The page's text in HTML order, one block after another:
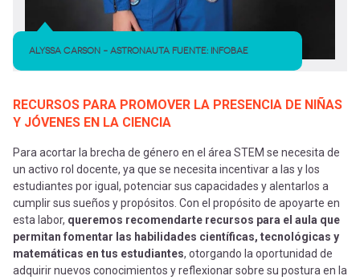
ALYSSA CARSON - ASTRONAUTA FUENTE: INFOBAE
RECURSOS PARA PROMOVER LA PRESENCIA DE NIÑAS
Y JÓVENES EN LA CIENCIA
Para acortar la brecha de género en el área STEM se necesita de
un activo rol docente, ya que se necesita incentivar a las y los
estudiantes por igual, potenciar sus capacidades y alentarlos a
cumplir sus sueños y propósitos. Con el propósito de apoyarte en
esta labor, queremos recomendarte recursos para el aula que
permitan fomentar las habilidades científicas, tecnológicas y
matemáticas en tus estudiantes, otorgando la oportunidad de
adquirir nuevos conocimientos y reflexionar sobre su postura en la